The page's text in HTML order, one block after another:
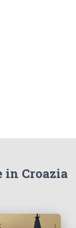
Croazia